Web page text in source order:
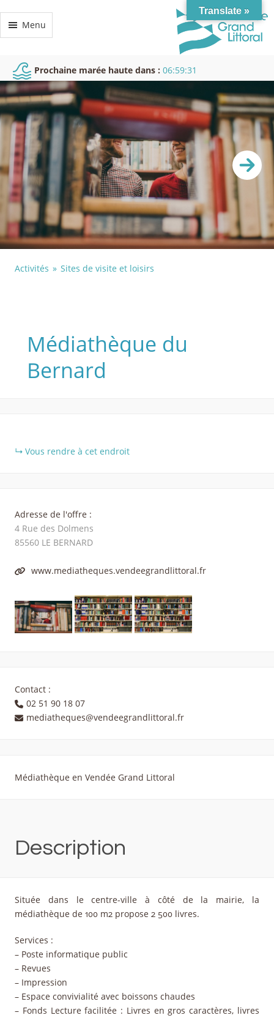
Menu
Prochaine marée haute dans : 06:59:31
Activités Sites de visite et loisirs
Médiathèque du
Bernard
Vous rendre à cet endroit
Adresse de l'offre :
4 Rue des Dolmens
85560 LE BERNARD
www.mediatheques.vendeegrandlittoral.fr
Contact :
02 51 90 18 07
mediatheques@vendeegrandlittoral.fr
Médiathèque en Vendée Grand Littoral
Description
Située dans le centre-ville à côté de la mairie, la
médiathèque de 100 m2 propose 2 500 livres.
Services :
– Poste informatique public
– Revues
– Impression
– Espace convivialité avec boissons chaudes
– Fonds Lecture facilitée : Livres en gros caractères, livres
Translate »